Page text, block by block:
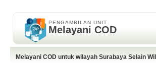
PENGAMBILAN UNIT
Melayani COD
Melayani COD untuk wilayah Surabaya Selain